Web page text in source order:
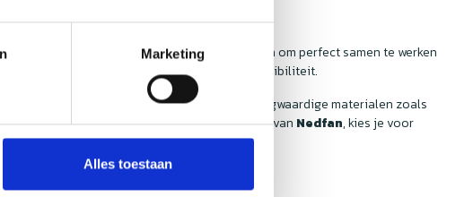
Marketing
Alles toestaan
Alle buizen en hulpstukken zijn ontworpen om perfect samen te werken
kunt bestellen, zonder zorgen over compatibiliteit.
buizen en hulpstukken zijn gemaakt van hoogwaardige materialen zoals
je installatie. Als je kiest voor de producten van Nedfan, kies je voor